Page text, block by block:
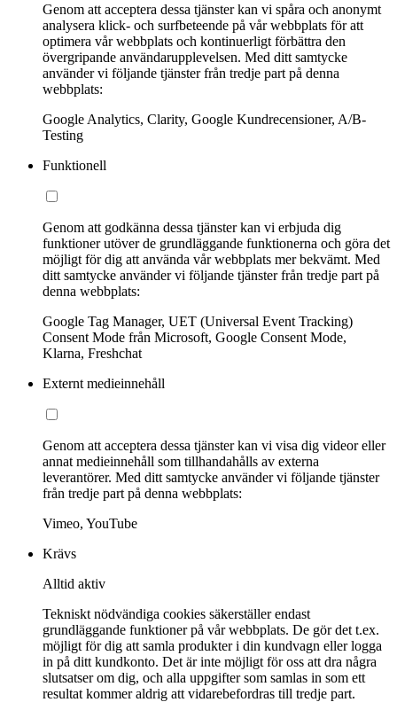
Genom att acceptera dessa tjänster kan vi spåra och anonymt
analysera klick- och surfbeteende på vår webbplats för att
optimera vår webbplats och kontinuerligt förbättra den
övergripande användarupplevelsen. Med ditt samtycke
använder vi följande tjänster från tredje part på denna
webbplats:
Google Analytics, Clarity, Google Kundrecensioner, A/B-
Testing
Funktionell
Genom att godkänna dessa tjänster kan vi erbjuda dig
funktioner utöver de grundläggande funktionerna och göra det
möjligt för dig att använda vår webbplats mer bekvämt. Med
ditt samtycke använder vi följande tjänster från tredje part på
denna webbplats:
Google Tag Manager, UET (Universal Event Tracking)
Consent Mode från Microsoft, Google Consent Mode,
Klarna, Freshchat
Externt medieinnehåll
Genom att acceptera dessa tjänster kan vi visa dig videor eller
annat medieinnehåll som tillhandahålls av externa
leverantörer. Med ditt samtycke använder vi följande tjänster
från tredje part på denna webbplats:
Vimeo, YouTube
Krävs
Alltid aktiv
Tekniskt nödvändiga cookies säkerställer endast
grundläggande funktioner på vår webbplats. De gör det t.ex.
möjligt för dig att samla produkter i din kundvagn eller logga
in på ditt kundkonto. Det är inte möjligt för oss att dra några
slutsatser om dig, och alla uppgifter som samlas in som ett
resultat kommer aldrig att vidarebefordras till tredje part.